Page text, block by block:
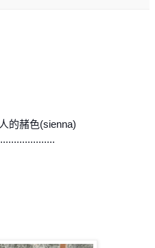
的赭色(sienna)